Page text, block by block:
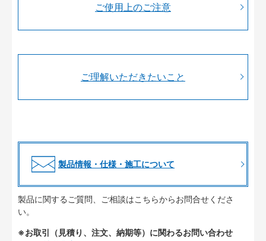
ご使用上のご注意
ご理解いただきたいこと
製品情報・仕様・施工について
製品に関するご質問、ご相談はこちらからお問合せくださ
い。
※お取引（見積り、注文、納期等）に関わるお問い合わせ